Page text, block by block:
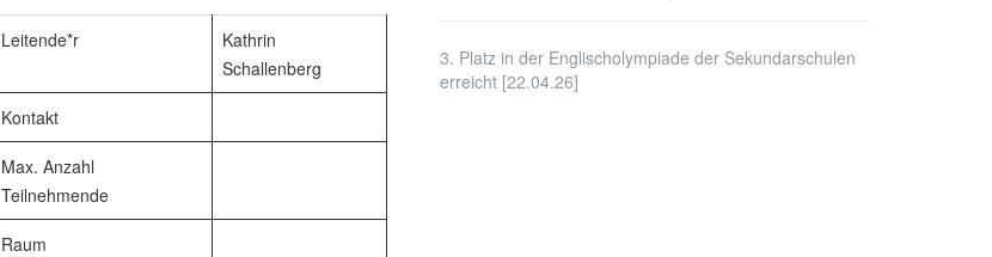
Leitende*r
Kathrin
Schallenberg
Kontakt
Max. Anzahl
Teilnehmende
Raum
3. Platz in der Englischolympiade der Sekundarschulen
erreicht [22.04.26]